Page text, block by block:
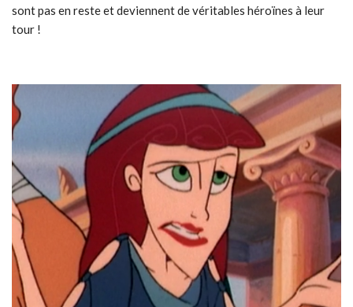
sont pas en reste et deviennent de véritables héroïnes à leur
tour !